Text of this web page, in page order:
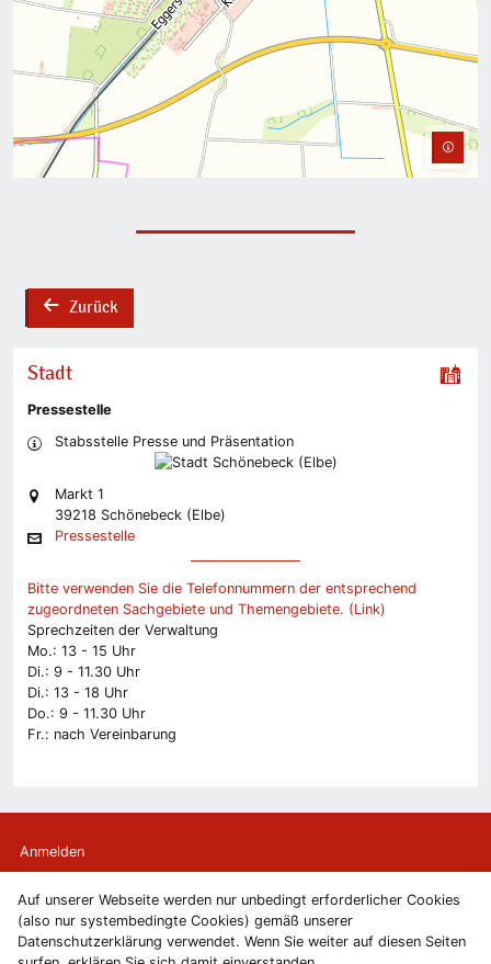
Auf unserer Webseite werden nur unbedingt erforderlicher Cookies
(also nur systembedingte Cookies) gemäß unserer
Datenschutzerklärung verwendet. Wenn Sie weiter auf diesen Seiten
backZurück
Stadt
Pressestelle
Stabsstelle Presse und Präsentation
Markt 1
39218 Schönebeck (Elbe)
Pressestelle
Bitte verwenden Sie die Telefonnummern der entsprechend
zugeordneten Sachgebiete und Themengebiete. (Link)
Sprechzeiten der Verwaltung
Mo.: 13 - 15 Uhr
Di.: 9 - 11.30 Uhr
Di.: 13 - 18 Uhr
Do.: 9 - 11.30 Uhr
Fr.: nach Vereinbarung
Anmelden
Kontakt
Newsletter